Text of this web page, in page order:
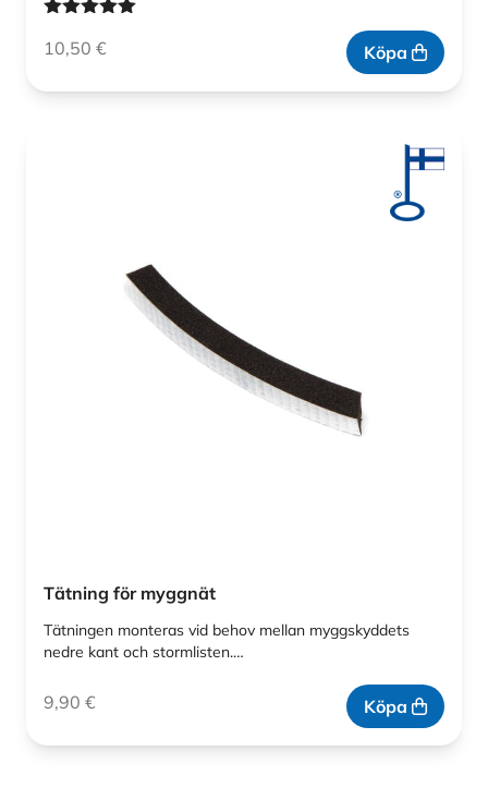
5.00av 5
10,50 € Köpa
Tätning för myggnät
Tätningen monteras vid behov mellan myggskyddets
nedre kant och stormlisten.…
9,90 € Köpa